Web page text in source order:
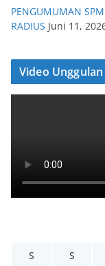
PENGUMUMAN
RADIUS Juni 11,
Video Unggulan
S
S